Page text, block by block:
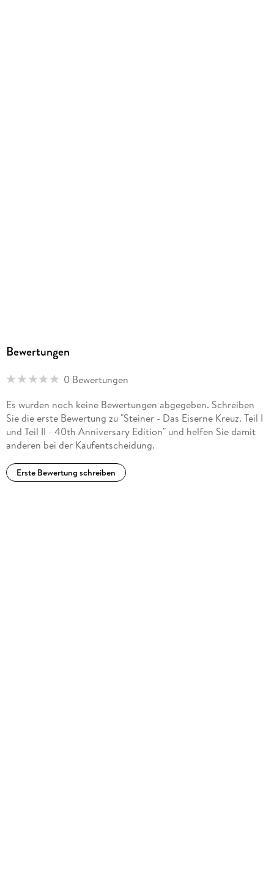
Raymond Poulton, Herbert Taschner
AL!VE AG
Originaltitel
Cross of Iron
Produktart
DVD
Gewicht
170 g
Bewertungen
0 Bewertungen
Es wurden noch keine Bewertungen abgegeben. Schreiben
Sie die erste Bewertung zu "Steiner - Das Eiserne Kreuz. Teil I
und Teil II - 40th Anniversary Edition" und helfen Sie damit
anderen bei der Kaufentscheidung.
Erste Bewertung schreiben